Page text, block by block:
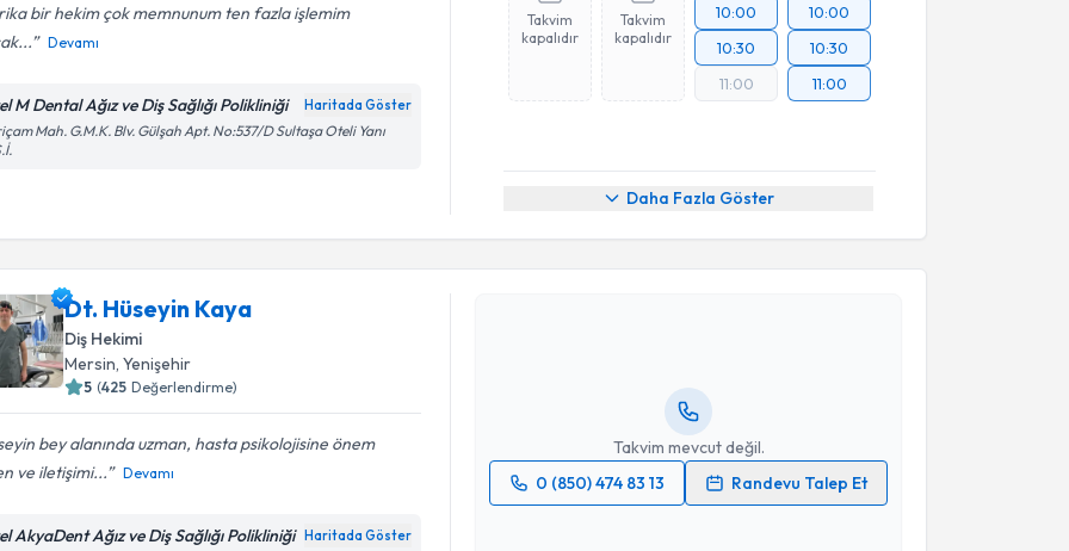
bir hekim çok memnunum ten fazla işlemim
Devamı
M Dental Ağız ve Diş Sağlığı Polikliniği Haritada Göster
Mah. G.M.K. Blv. Gülşah Apt. No:537/D Sultaşa Oteli Yanı
Takvim
kapalıdır
Takvim
kapalıdır
10:00
10:30
11:00
10:00
10:30
11:00
Daha Fazla Göster
Dt. Hüseyin Kaya
Diş Hekimi
Mersin, Yenişehir
5 (425 Değerlendirme)
bey alanında uzman, hasta psikolojisine önem
ve iletişimi...
Devamı
AkyaDent Ağız ve Diş Sağlığı Polikliniği Haritada Göster
Takvim mevcut değil.
0 (850) 474 83 13
Randevu Talep Et